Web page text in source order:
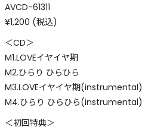
AVCD-61311
¥1,200 (税込)
＜CD＞
M1.LOVEイヤイヤ期
M2.ひらり ひらひら
M3.LOVEイヤイヤ期(instrumental)
M4.ひらり ひらひら(instrumental)
＜初回特典＞